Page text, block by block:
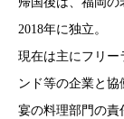
2018年に独立。
現在は主にフリー
ンド等の企業と
宴の料理部門の責